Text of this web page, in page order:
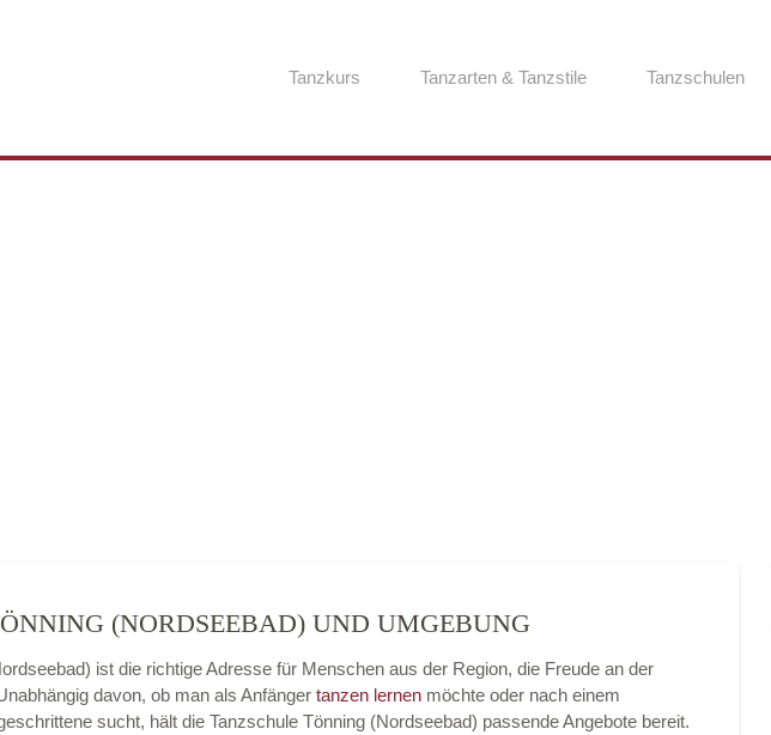
Tanzkurs Tanzarten & Tanzstile Tanzschulen
(NORDSEEBAD) UND UMGEBUNG
ist die richtige Adresse für Menschen aus der Region, die Freude an der
davon, ob man als Anfänger tanzen lernen möchte oder nach einem
sucht, hält die Tanzschule Tönning (Nordseebad) passende Angebote bereit.